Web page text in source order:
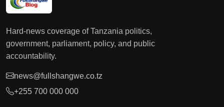
Hard-news coverage of Tanzania politics,
government, parliament, policy, and public
accountability.
news@fullshangwe.co.tz
+255 700 000 000